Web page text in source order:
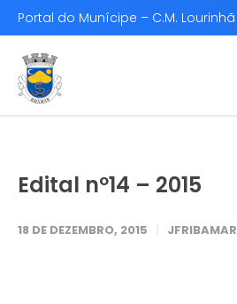
Portal do Munícipe – C.M. Lourinhã
Edital nº14 – 2015
18 DE DEZEMBRO, 2015 JFRIBAMAR